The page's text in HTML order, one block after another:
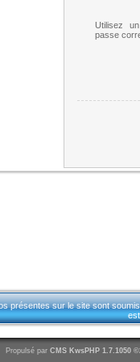
Utilisez
passe
sur le site sont
Propulsé par CMS KwsPHP 1.7.1050